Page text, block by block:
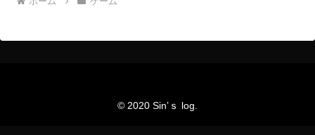
© 2020 Sin’ｓ log.